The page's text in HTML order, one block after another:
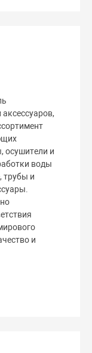
осушители и
воды
трубы и
и